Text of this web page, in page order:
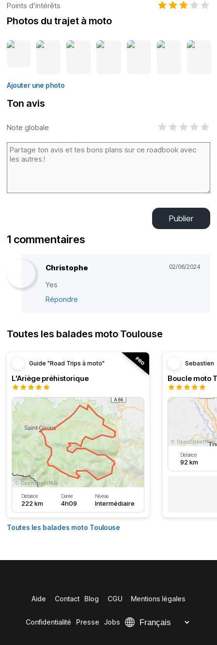
Points d’intérêts
Photos du trajet à moto
Ajouter une photo
Ton avis
Note globale
Publier
1 commentaires
Christophe 02/06/2024
Yes
Répondre
Toutes les balades moto Toulouse
Guide "Road Trips à moto"
L'Ariège préhistorique
Distance
222 km
Durée
4h09
Niveau
Intermédiaire
Sebastien
Distance
92 km
Toutes les balades moto Toulouse
Aide Contact Blog CGU Mentions légales
Confidentialité Presse Jobs